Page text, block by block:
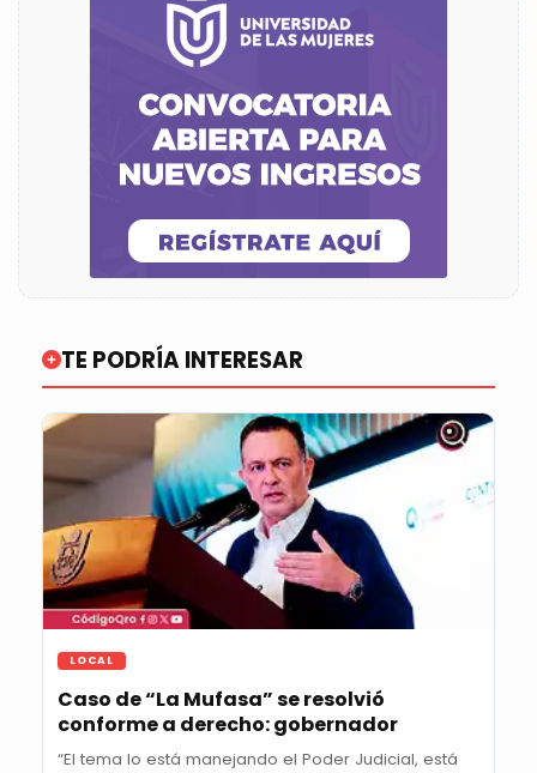
TE PODRÍA INTERESAR
LOCAL
Caso de “La Mufasa” se resolvió
conforme a derecho: gobernador
“El tema lo está manejando el Poder Judicial, está